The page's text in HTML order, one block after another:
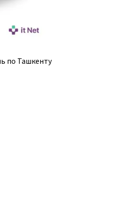
по Ташкенту